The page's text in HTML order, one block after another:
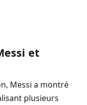
et
Messi a montré
plusieurs